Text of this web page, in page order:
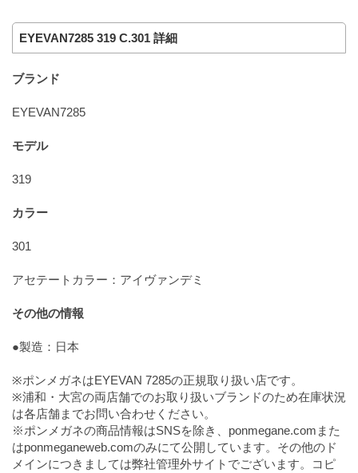
EYEVAN7285 319 C.301 詳細
ブランド
EYEVAN7285
モデル
319
カラー
301
アセテートカラー：アイヴァンデミ
その他の情報
●製造：日本
※ポンメガネはEYEVAN 7285の正規取り扱い店です。
※浦和・大宮の両店舗でのお取り扱いブランドのため在庫状況
は各店舗までお問い合わせください。
※ポンメガネの商品情報はSNSを除き、ponmegane.comまた
はponmeganeweb.comのみにて公開しています。その他のド
メインにつきましては弊社管理外サイトでございます。コピ